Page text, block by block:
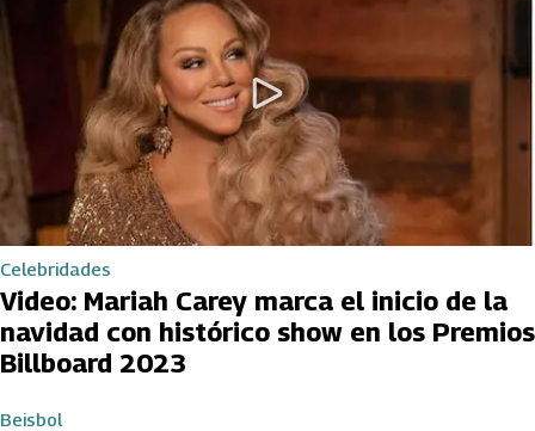
Celebridades
Video: Mariah Carey marca el inicio de la
navidad con histórico show en los Premios
Billboard 2023
Beisbol